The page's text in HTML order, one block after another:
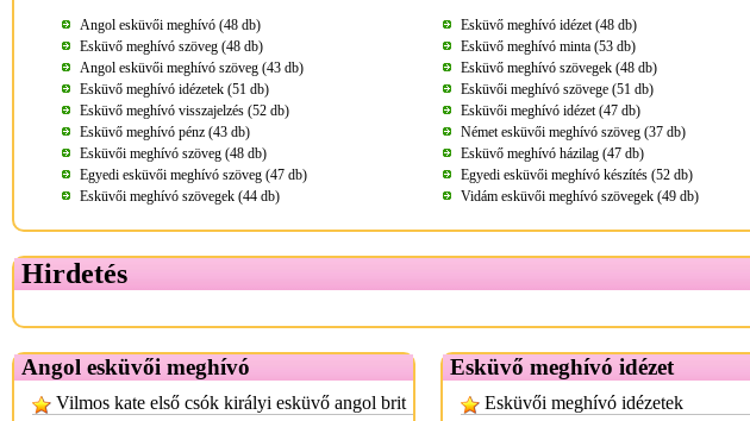
Angol esküvői meghívó (48 db)
Esküvő meghívó idézet (48 db)
Esküvő meghívó szöveg (48 db)
Esküvő meghívó minta (53 db)
Angol esküvői meghívó szöveg (43 db)
Esküvő meghívó szövegek (48 db)
Esküvő meghívó idézetek (51 db)
Esküvői meghívó szövege (51 db)
Esküvő meghívó visszajelzés (52 db)
Esküvői meghívó idézet (47 db)
Esküvő meghívó pénz (43 db)
Német esküvői meghívó szöveg (37 db)
Esküvői meghívó szöveg (48 db)
Esküvő meghívó házilag (47 db)
Egyedi esküvői meghívó szöveg (47 db)
Egyedi esküvői meghívó készítés (52 db)
Esküvői meghívó szövegek (44 db)
Vidám esküvői meghívó szövegek (49 db)
Hirdetés
Angol esküvői meghívó
Vilmos kate első csók királyi esküvő angol brit
Esküvő meghívó idézet
Esküvői meghívó idézetek